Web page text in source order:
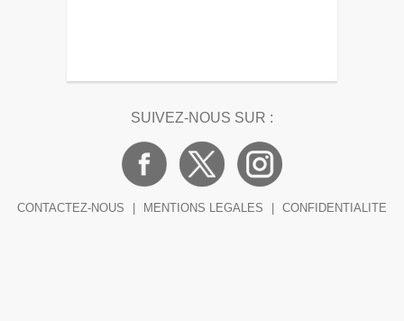
SUIVEZ-NOUS SUR :
CONTACTEZ-NOUS MENTIONS LEGALES CONFIDENTIALITE